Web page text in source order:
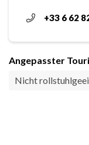
+33 6 62
Angepasster
Nicht